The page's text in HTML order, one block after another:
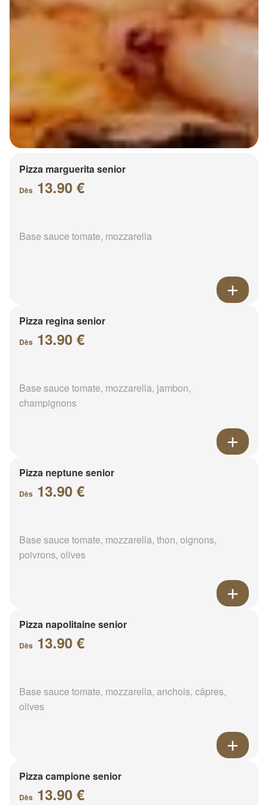
Pizza marguerita senior
Dès 13.90 €
Base sauce tomate, mozzarella
Pizza regina senior
Dès 13.90 €
Base sauce tomate, mozzarella, jambon,
champignons
Pizza neptune senior
Dès 13.90 €
Base sauce tomate, mozzarella, thon, oignons,
poivrons, olives
Pizza napolitaine senior
Dès 13.90 €
Base sauce tomate, mozzarella, anchois, câpres,
olives
Pizza campione senior
Dès 13.90 €